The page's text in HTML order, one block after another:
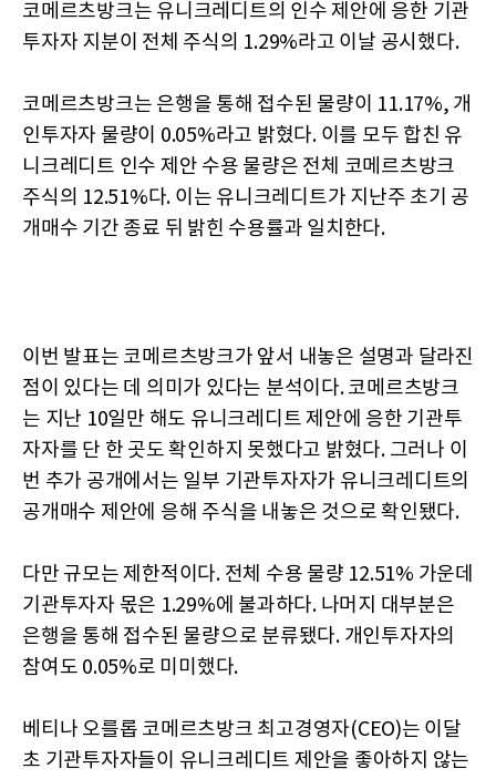
코메르츠방크는 유니크레디트의 인수 제안에 응한 기관
투자자 지분이 전체 주식의 1.29%라고 이날 공시했다.
코메르츠방크는 은행을 통해 접수된 물량이 11.17%, 개
인투자자 물량이 0.05%라고 밝혔다. 이를 모두 합친 유
니크레디트 인수 제안 수용 물량은 전체 코메르츠방크
주식의 12.51%다. 이는 유니크레디트가 지난주 초기 공
개매수 기간 종료 뒤 밝힌 수용률과 일치한다.
이번 발표는 코메르츠방크가 앞서 내놓은 설명과 달라진
점이 있다는 데 의미가 있다는 분석이다. 코메르츠방크
는 지난 10일만 해도 유니크레디트 제안에 응한 기관투
자자를 단 한 곳도 확인하지 못했다고 밝혔다. 그러나 이
번 추가 공개에서는 일부 기관투자자가 유니크레디트의
공개매수 제안에 응해 주식을 내놓은 것으로 확인됐다.
다만 규모는 제한적이다. 전체 수용 물량 12.51% 가운데
기관투자자 몫은 1.29%에 불과하다. 나머지 대부분은
은행을 통해 접수된 물량으로 분류됐다. 개인투자자의
참여도 0.05%로 미미했다.
베티나 오를롭 코메르츠방크 최고경영자(CEO)는 이달
초 기관투자자들이 유니크레디트 제안을 좋아하지 않는